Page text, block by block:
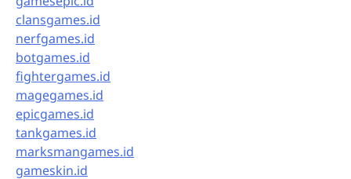
clansgames.id
nerfgames.id
botgames.id
fightergames.id
magegames.id
epicgames.id
tankgames.id
marksmangames.id
gameskin.id